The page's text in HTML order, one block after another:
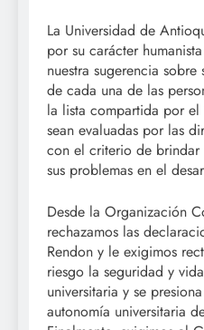
La Universidad de
por su carácter
nuestra sugerencia
de cada una de las
la lista compartida por el
sean evaluadas por las
con el criterio de
sus problemas en el
Desde la Organización
rechazamos las
Rendon y le exigimos
riesgo la seguridad y
universitaria y se
autonomía universitaria